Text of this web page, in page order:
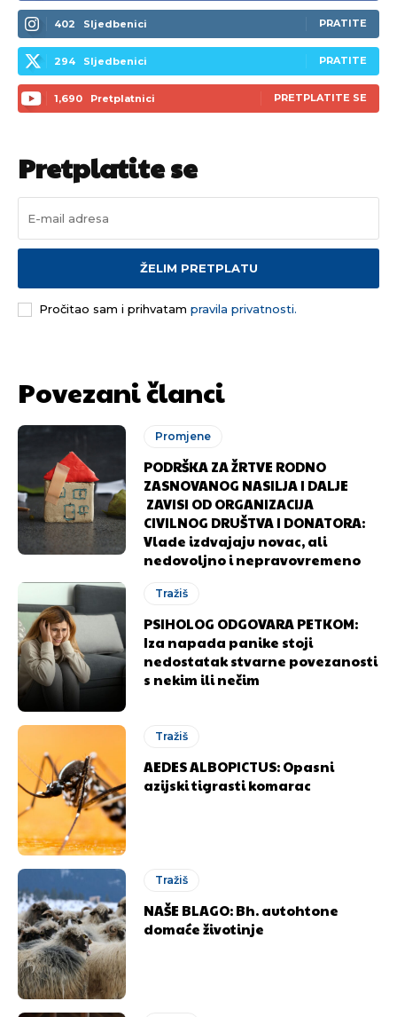
402 Sljedbenici PRATITE
294 Sljedbenici PRATITE
1,690 Pretplatnici PRETPLATITE SE
Pretplatite se
ŽELIM PRETPLATU
Pročitao sam i prihvatam pravila privatnosti.
Povezani članci
Promjene
PODRŠKA ZA ŽRTVE RODNO
ZASNOVANOG NASILJA I DALJE
ZAVISI OD ORGANIZACIJA
CIVILNOG DRUŠTVA I DONATORA:
Vlade izdvajaju novac, ali
nedovoljno i nepravovremeno
Tražiš
PSIHOLOG ODGOVARA PETKOM:
Iza napada panike stoji
nedostatak stvarne povezanosti
s nekim ili nečim
Tražiš
AEDES ALBOPICTUS: Opasni
azijski tigrasti komarac
Tražiš
NAŠE BLAGO: Bh. autohtone
domaće životinje